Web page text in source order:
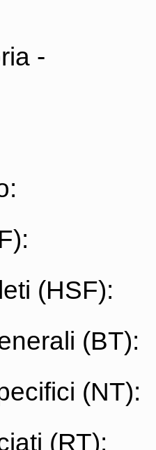
-
(HSF):
(BT):
(NT):
(RT):